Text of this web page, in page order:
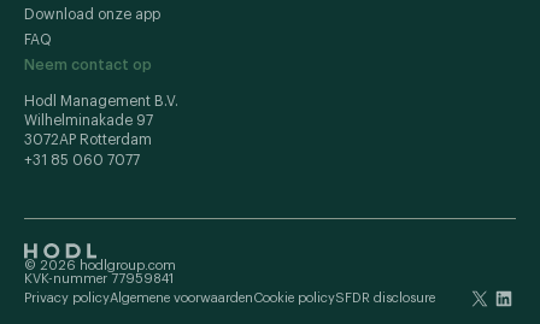
Download onze app
FAQ
Neem contact op
Hodl Management B.V.
Wilhelminakade 97
3072AP Rotterdam
+31 85 060 7077
© 2026 hodlgroup.com
KVK-nummer 77959841
Privacy policyAlgemene voorwaardenCookie policySFDR disclosure